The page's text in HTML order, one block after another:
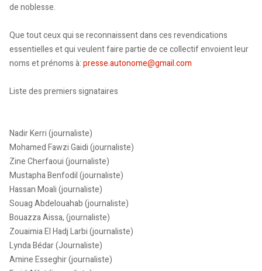
de noblesse.
Que tout ceux qui se reconnaissent dans ces revendications
essentielles et qui veulent faire partie de ce collectif envoient leur
noms et prénoms à:presse.autonome@gmail.com
Liste des premiers signataires
Nadir Kerri (journaliste)
Mohamed Fawzi Gaidi (journaliste)
Zine Cherfaoui (journaliste)
Mustapha Benfodil (journaliste)
Hassan Moali (journaliste)
Souag Abdelouahab (journaliste)
Bouazza Aissa, (journaliste)
Zouaimia El Hadj Larbi (journaliste)
Lynda Bédar (Journaliste)
Amine Esseghir (journaliste)